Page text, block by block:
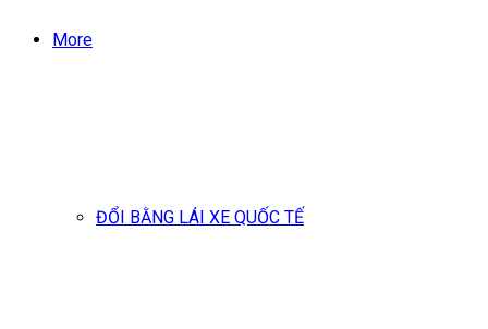
More
ĐỔI BẰNG LÁI XE QUỐC TẾ